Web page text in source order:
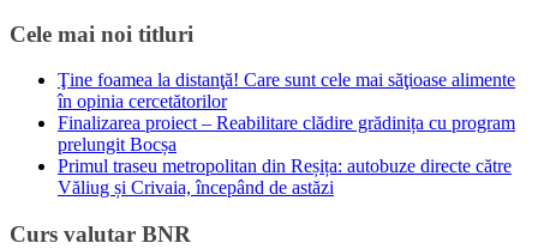
Cele mai noi titluri
Ţine foamea la distanţă! Care sunt cele mai săţioase alimente
în opinia cercetătorilor
Finalizarea proiect – Reabilitare clădire grădinița cu program
prelungit Bocșa
Primul traseu metropolitan din Reșița: autobuze directe către
Văliug și Crivaia, începând de astăzi
Curs valutar BNR